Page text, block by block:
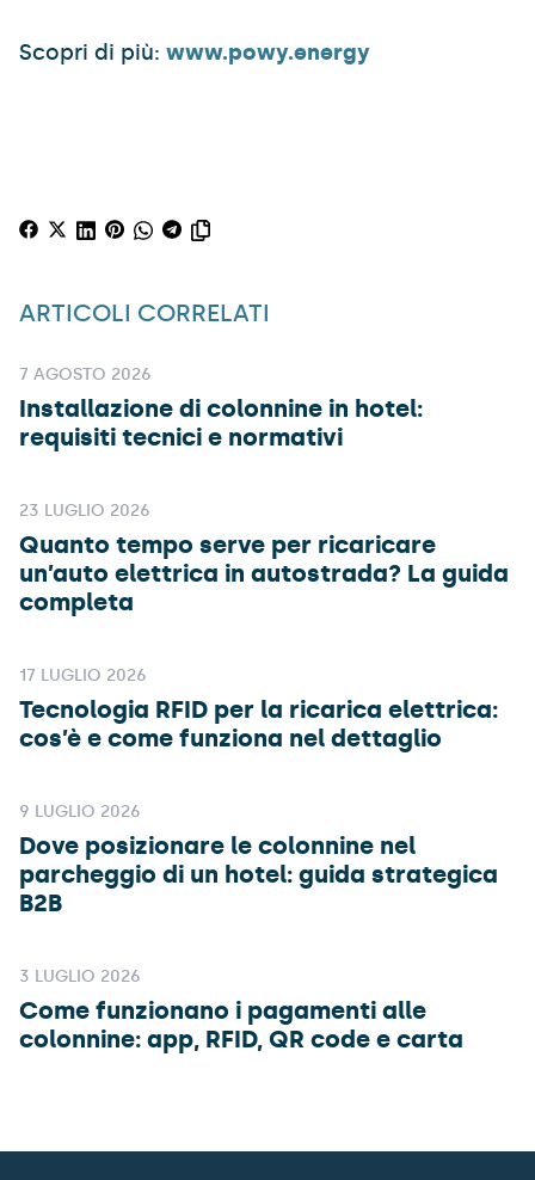
Scopri di più: www.powy.energy
ARTICOLI CORRELATI
7 AGOSTO 2026
Installazione di colonnine in hotel:
requisiti tecnici e normativi
23 LUGLIO 2026
Quanto tempo serve per ricaricare
un’auto elettrica in autostrada? La guida
completa
17 LUGLIO 2026
Tecnologia RFID per la ricarica elettrica:
cos’è e come funziona nel dettaglio
9 LUGLIO 2026
Dove posizionare le colonnine nel
parcheggio di un hotel: guida strategica
B2B
3 LUGLIO 2026
Come funzionano i pagamenti alle
colonnine: app, RFID, QR code e carta